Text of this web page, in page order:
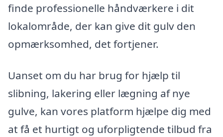
finde professionelle håndværkere i dit
lokalområde, der kan give dit gulv den
opmærksomhed, det fortjener.
Uanset om du har brug for hjælp til
slibning, lakering eller lægning af nye
gulve, kan vores platform hjælpe dig med
at få et hurtigt og uforpligtende tilbud fra